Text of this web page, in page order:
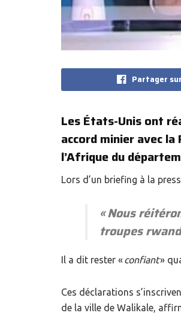
Partager
Les États-Unis ont
accord minier avec la
l’Afrique du
Lors d’un briefing à la
«Nous
troupes
Il a dit rester «confiant»
Ces déclarations
de la ville de Walikale,